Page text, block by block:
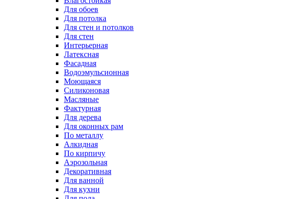
Для обоев
Для потолка
Для стен и потолков
Для стен
Интерьерная
Латексная
Фасадная
Водоэмульсионная
Моющаяся
Силиконовая
Масляные
Фактурная
Для дерева
Для оконных рам
По металлу
Алкидная
По кирпичу
Аэрозольная
Декоративная
Для ванной
Для кухни